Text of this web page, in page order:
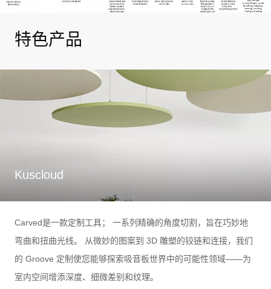
特色产品
Kuscloud
Carved是一款定制工具； 一系列精确的角度切割，旨在巧妙地
弯曲和扭曲光线。 从微妙的图案到 3D 雕塑的铰链和连接，我们
的 Groove 定制使您能够探索吸音板世界中的可能性领域——为
室内空间增添深度、细微差别和纹理。